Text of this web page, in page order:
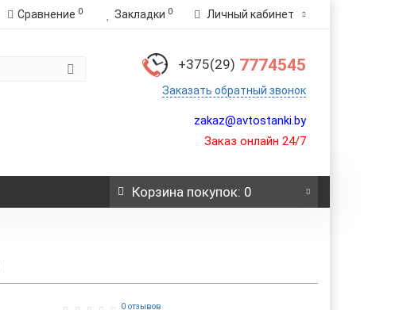
Сравнение 0 Закладки 0 Личный кабинет
+375(29) 7774545
Заказать обратный звонок
zakaz@avtostanki.by
Заказ онлайн 24/7
Корзинапокупок: 0
0 отзывов